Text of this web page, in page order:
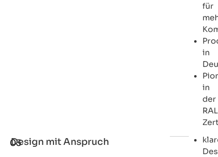
für
in
in
der
03
Design mit Anspruch